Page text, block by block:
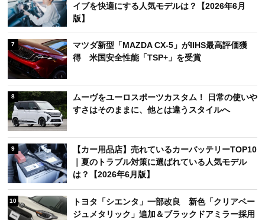
イブを快適にする人気モデルは？【2026年6月
版】
7
マツダ新型「MAZDA CX-5」がIIHS最高評価獲
得 米国安全性能「TSP+」を受賞
8
ムーヴをユーロスポーツカスタム！ 日常の使いや
すさはそのままに、他とは違うスタイルへ
9
【カー用品店】売れているカーバッテリーTOP10
｜夏のトラブル対策に選ばれている人気モデル
は？【2026年6月版】
10
トヨタ「シエンタ」一部改良 新色「クリアベー
ジュメタリック」追加＆ブラックドアミラー採用